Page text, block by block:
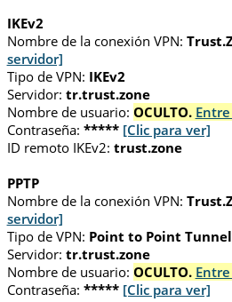
IKEv2
Nombre de la conexión VPN:
servidor]
Tipo de VPN: IKEv2
Servidor: tr.trust.zone
Nombre de usuario: OCULTO.
Contraseña: ***** [Clic para ver]
ID remoto IKEv2: trust.zone
PPTP
Nombre de la conexión VPN:
servidor]
Tipo de VPN: Point to Point
Servidor: tr.trust.zone
Nombre de usuario: OCULTO.
Contraseña: ***** [Clic para ver]